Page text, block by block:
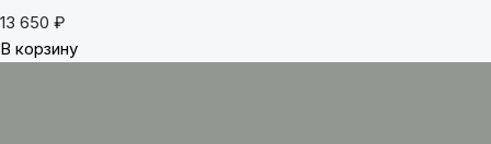
13 650 ₽
В корзину